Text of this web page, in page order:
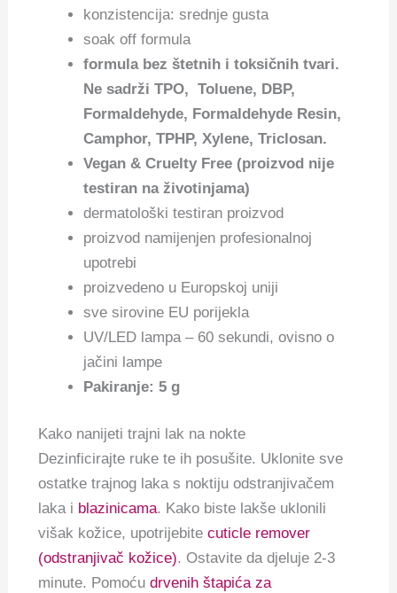
konzistencija: srednje gusta
soak off formula
formula bez štetnih i toksičnih tvari.
Ne sadrži TPO, Toluene, DBP,
Formaldehyde, Formaldehyde Resin,
Camphor, TPHP, Xylene, Triclosan.
Vegan & Cruelty Free (proizvod nije
testiran na životinjama)
dermatološki testiran proizvod
proizvod namijenjen profesionalnoj
upotrebi
proizvedeno u Europskoj uniji
sve sirovine EU porijekla
UV/LED lampa – 60 sekundi, ovisno o
jačini lampe
Pakiranje: 5 g
Kako nanijeti trajni lak na nokte
Dezinficirajte ruke te ih posušite. Uklonite sve
ostatke trajnog laka s noktiju odstranjivačem
laka i blazinicama. Kako biste lakše uklonili
višak kožice, upotrijebitecuticle remover
(odstranjivač kožice). Ostavite da djeluje 2-3
minute. Pomoćudrvenih štapića za